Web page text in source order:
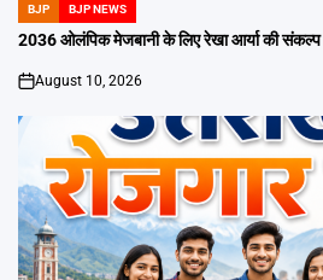
POSTED
IN
BJP BJP NEWS
2036 ओलंपिक मेजबानी के लिए रेखा आर्या की संकल्प
on
August 10, 2026